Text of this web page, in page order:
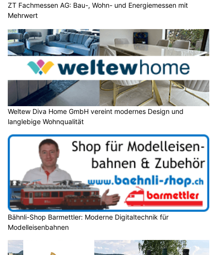
ZT Fachmessen AG: Bau-, Wohn- und Energiemessen mit
Mehrwert
Weltew Diva Home GmbH vereint modernes Design und
langlebige Wohnqualität
Bähnli-Shop Barmettler: Moderne Digitaltechnik für
Modelleisenbahnen